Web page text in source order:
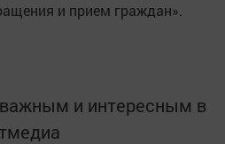
и прием граждан».
и интересным в